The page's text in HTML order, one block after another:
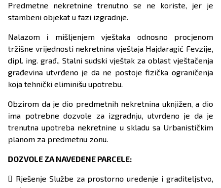
Predmetne nekretnine trenutno se ne koriste, jer je
stambeni objekat u fazi izgradnje.
Nalazom i mišljenjem vještaka odnosno procjenom
tržišne vrijednosti nekretnina vještaja Hajdaragić Fevzije,
dipl. ing. građ., Stalni sudski vještak za oblast vještačenja
građevina utvrđeno je da ne postoje fizička ograničenja
koja tehnički eliminišu upotrebu.
Obzirom da je dio predmetnih nekretnina uknjižen, a dio
ima potrebne dozvole za izgradnju, utvrđeno je da je
trenutna upotreba nekretnine u skladu sa Urbanističkim
planom za predmetnu zonu.
DOZVOLE ZA NAVEDENE PARCELE:
 Rješenje Službe za prostorno uređenje i graditeljstvo,